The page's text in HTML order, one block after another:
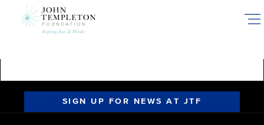
SIGN UP FOR NEWS AT JTF